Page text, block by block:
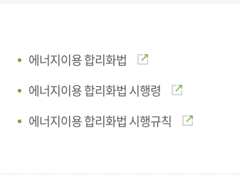
에너지이용 합리화법
에너지이용 합리화법 시행령
에너지이용 합리화법 시행규칙